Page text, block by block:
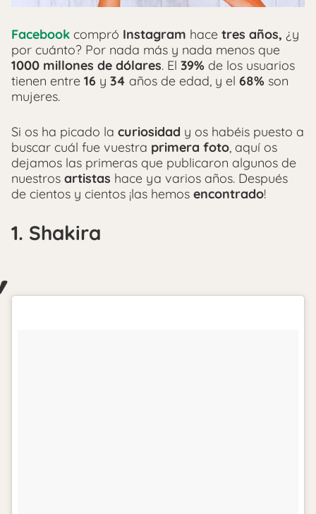
Facebook compró Instagram hace tres años, ¿y
por cuánto? Por nada más y nada menos que
1000 millones de dólares. El 39% de los usuarios
tienen entre 16 y 34 años de edad, y el 68% son
mujeres.
Si os ha picado la curiosidad y os habéis puesto a
buscar cuál fue vuestra primera foto, aquí os
dejamos las primeras que publicaron algunos de
nuestros artistas hace ya varios años. Después
de cientos y cientos ¡las hemos encontrado!
1. Shakira